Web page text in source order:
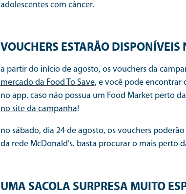
adolescentes com câncer.
VOUCHERS ESTARÃO
a partir do início de agosto, os vouchers da
mercado da Food To Save, e você pode encontrar
no app. caso não possua um Food Market perto
no site da campanha!
no sábado, dia 24 de agosto, os vouchers
da rede McDonald’s. basta procurar o mais perto
UMA SACOLA SURPRESA MUITO